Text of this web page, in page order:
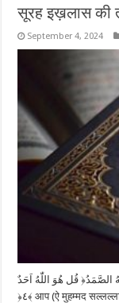
सूरह इख़लास की
September 4, 2024
قُل هُوَ اللّٰهُ اَحَدٌ ‎﴿١﴾‏ اللّٰهُ الصَّمَدُ ‎﴿٢﴾‏ لَم يَلِدْ وَلَم يُوْلَد ‎﴿٣﴾‏ وَلَمْ يَكُن لَهُ كُفُوًا اَحَدٌ
‎﴿٤﴾ आप (ऐ मुहम्मद सल्लल्लाहु अलैहि व सल्लम लोगों से) कह दीजिए कि अल्लाह एक है